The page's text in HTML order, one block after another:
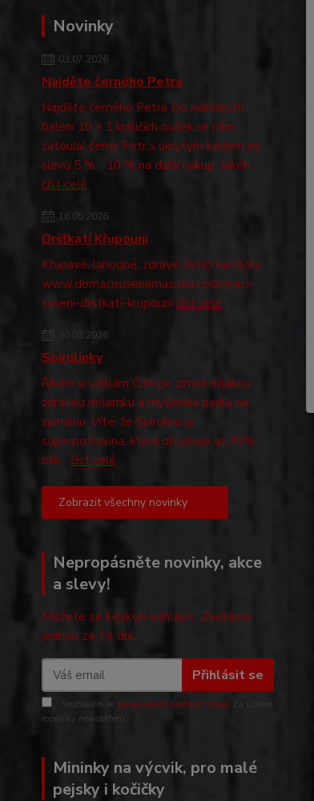
Novinky
03.07.2026
Najděte černého Petra
Najděte černého Petra Do některých
balení 10 + 1 králičích oušek se nám
zatoulal černý Petr s ukrytým kódem na
slevu 5 % -10 % na další nákup. Jakéh...
číst celé
16.05.2026
Dršťkatí Křupouni
Křupavé, lahodné, zdravé čistící kartáčky
www.domacisusenamasicka.cz/domaci-
suseni-drstkati-krupouni číst celé
30.03.2026
Spirulinky
Říkám si udělám Čitě po zimně nějakou
zdravou mňamku a myšlenka padla na
spirulinu. Víte, že Spirulina je
superpotravina, která obsahuje až 70%
bílk... číst celé
Zobrazit všechny novinky
Nepropásněte novinky, akce
a slevy!
Můžete se kdykoli odhlásit. Zasíláme
jednou za 14 dní.
Přihlásit se
Souhlasím se zpracováním osobních údajů za účelem
rozesílky newsletteru.
Mininky na výcvik, pro malé
pejsky i kočičky